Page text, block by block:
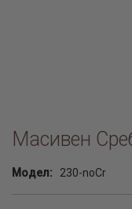
Масивен
Модел: 230-noCr